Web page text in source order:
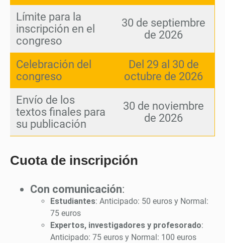
Límite para la
inscripción en el
congreso
30 de septiembre
de 2026
Celebración del
congreso
Del 29 al 30 de
octubre de 2026
Envío de los
textos finales para
su publicación
30 de noviembre
de 2026
Cuota de inscripción
Con comunicación:
Estudiantes: Anticipado: 50 euros y Normal:
75 euros
Expertos, investigadores y profesorado:
Anticipado: 75 euros y Normal: 100 euros